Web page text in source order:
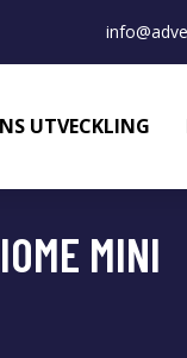
UTVECKLING
MINI